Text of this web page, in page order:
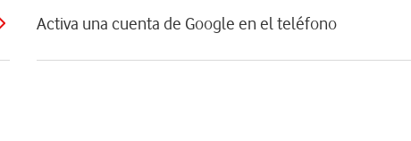
Activa una cuenta de Google en el teléfono